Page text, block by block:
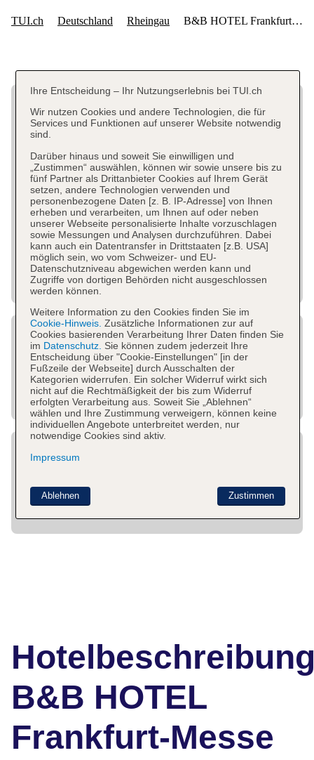
B&B HOTEL
Frankfurt-Messe
Ihre Entscheidung – Ihr Nutzungserlebnis bei TUI.ch
Wir nutzen Cookies und andere Technologien, die für
Services und Funktionen auf unserer Website notwendig
sind.
Darüber hinaus und soweit Sie einwilligen und
„Zustimmen“ auswählen, können wir sowie unsere bis zu
fünf Partner als Drittanbieter Cookies auf Ihrem Gerät
setzen, andere Technologien verwenden und
personenbezogene Daten [z. B. IP-Adresse] von Ihnen
erheben und verarbeiten, um Ihnen auf oder neben
unserer Webseite personalisierte Inhalte vorzuschlagen
sowie Messungen und Analysen durchzuführen. Dabei
kann auch ein Datentransfer in Drittstaaten [z.B. USA]
möglich sein, wo vom Schweizer- und EU-
Datenschutzniveau abgewichen werden kann und
Zugriffe von dortigen Behörden nicht ausgeschlossen
werden können.
Weitere Information zu den Cookies finden Sie im
Cookie-Hinweis. Zusätzliche Informationen zur auf
Cookies basierenden Verarbeitung Ihrer Daten finden Sie
im Datenschutz. Sie können zudem jederzeit Ihre
Entscheidung über "Cookie-Einstellungen" [in der
Fußzeile der Webseite] durch Ausschalten der
Kategorien widerrufen. Ein solcher Widerruf wirkt sich
nicht auf die Rechtmäßigkeit der bis zum Widerruf
erfolgten Verarbeitung aus. Soweit Sie „Ablehnen“
wählen und Ihre Zustimmung verweigern, können keine
individuellen Angebote unterbreitet werden, nur
notwendige Cookies sind aktiv.
Impressum
Zustimmen
Ablehnen